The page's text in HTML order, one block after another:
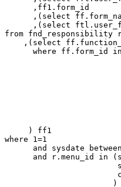
      ,ff1.form_id
,(select
,(select
from fnd_responsibility
,(select
where ff.form_id
     ) ff1
where 1=1
and sysdate
and r.menu_id in